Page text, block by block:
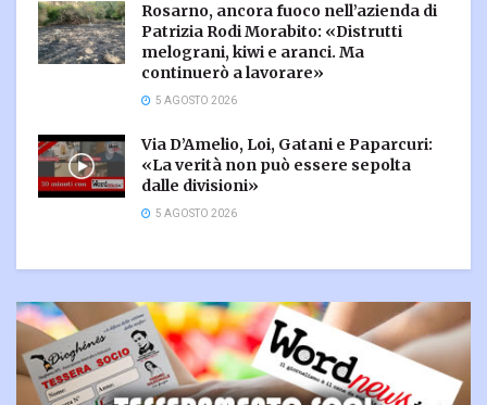
Rosarno, ancora fuoco nell’azienda di
Patrizia Rodi Morabito: «Distrutti
melograni, kiwi e aranci. Ma
continuerò a lavorare»
5 AGOSTO 2026
Via D’Amelio, Loi, Gatani e Paparcuri:
«La verità non può essere sepolta
dalle divisioni»
5 AGOSTO 2026